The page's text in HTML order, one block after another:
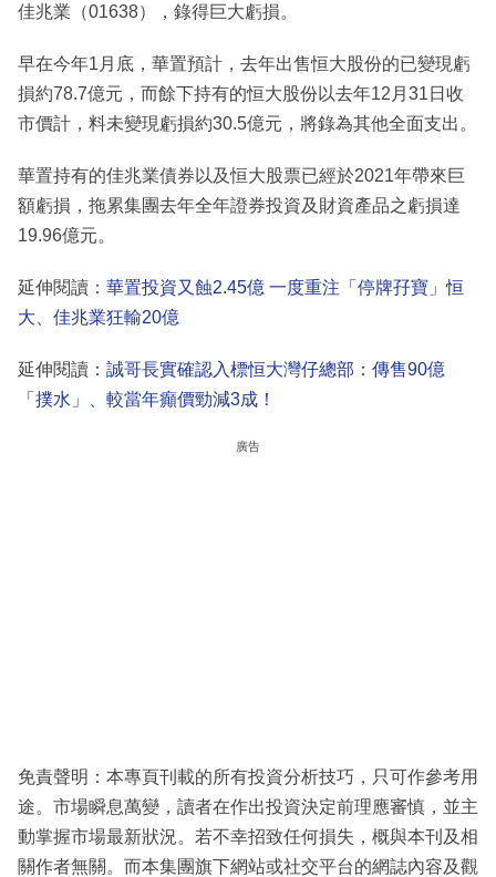
佳兆業（01638），錄得巨大虧損。
早在今年1月底，華置預計，去年出售恒大股份的已變現虧
損約78.7億元，而餘下持有的恒大股份以去年12月31日收
市價計，料未變現虧損約30.5億元，將錄為其他全面支出。
華置持有的佳兆業債券以及恒大股票已經於2021年帶來巨
額虧損，拖累集團去年全年證券投資及財資產品之虧損達
19.96億元。
延伸閱讀： 華置投資又蝕2.45億 一度重注「停牌孖寶」恒
大、佳兆業狂輸20億
延伸閱讀： 誠哥長實確認入標恒大灣仔總部：傳售90億
「撲水」、較當年癲價勁減3成！
廣告
免責聲明：本專頁刊載的所有投資分析技巧，只可作參考用
途。市場瞬息萬變，讀者在作出投資決定前理應審慎，並主
動掌握市場最新狀況。若不幸招致任何損失，概與本刊及相
關作者無關。而本集團旗下網站或社交平台的網誌內容及觀